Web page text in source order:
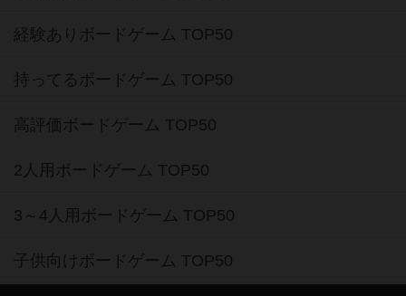
経験ありボードゲーム TOP50
持ってるボードゲーム TOP50
高評価ボードゲーム TOP50
2人用ボードゲーム TOP50
3～4人用ボードゲーム TOP50
子供向けボードゲーム TOP50